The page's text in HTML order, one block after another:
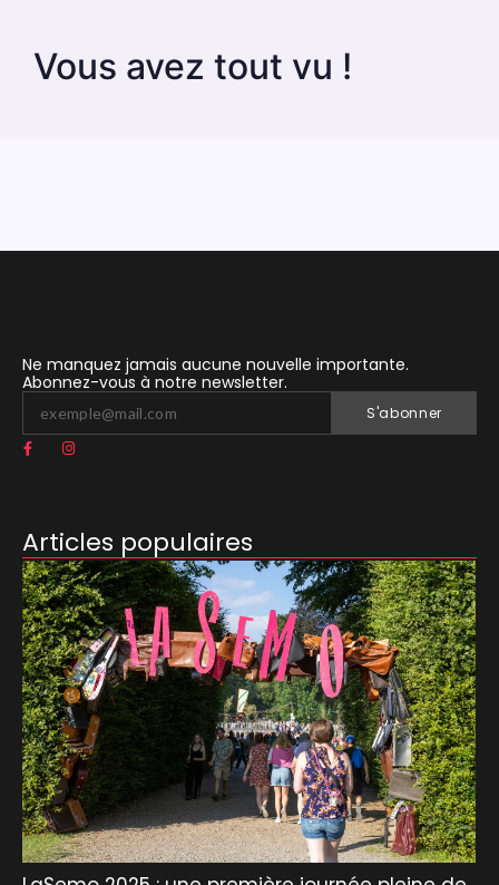
Vous avez tout vu !
Ne manquez jamais aucune nouvelle importante.
Abonnez-vous à notre newsletter.
S'abonner
Articles populaires